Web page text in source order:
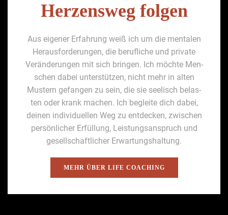
Herzensweg folgen
Aus eigen­er Erfahrung weiß ich um die men­tal­en
Her­aus­forderun­gen, die beru­fliche und pri­vate
Verän­derun­gen mit sich brin­gen. Ich möchte Men­
schen dabei unter­stützen, nicht mehr in alten
Mustern gefan­gen zu sein, die sie seel­isch belas­
ten oder krank machen. Ich begleite dich dabei,
deinen indi­vidu­ellen Weg zu ent­deck­en, zwis­chen
per­sön­lich­er Erfül­lung, Leis­tungsanspruch und
gesellschaftlich­er Erwartung­shal­tung.
MEHR ÜBER LIFE COACH­ING